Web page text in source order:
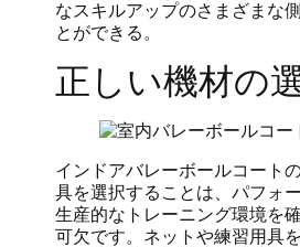
なスキルアップのさまざまな
とができる。
正しい機材の
インドアバレーボールコート
具を選択することは、パフォ
生産的なトレーニング環境を
可欠です。ネットや練習用具